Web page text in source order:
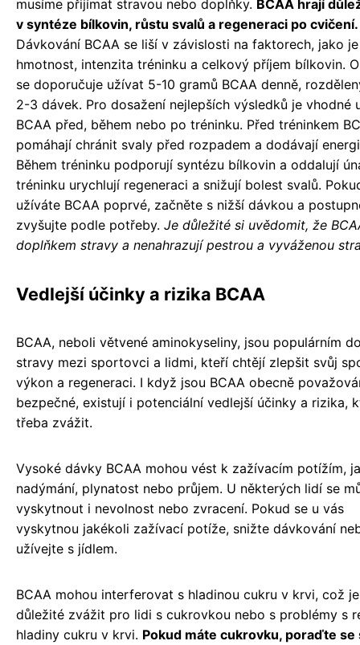
musíme přijímat stravou nebo doplňky. BCAA hrají
v syntéze bílkovin, růstu svalů a regeneraci po cvičení.
Dávkování BCAA se liší v závislosti na faktorech, jako
hmotnost, intenzita tréninku a celkový příjem bílkovin.
se doporučuje užívat 5-10 gramů BCAA denně,
2-3 dávek. Pro dosažení nejlepších výsledků je vhodné
BCAA před, během nebo po tréninku. Před tréninkem
pomáhají chránit svaly před rozpadem a dodávají
Během tréninku podporují syntézu bílkovin a oddalují
tréninku urychlují regeneraci a snižují bolest svalů.
užíváte BCAA poprvé, začněte s nižší dávkou a
zvyšujte podle potřeby. Je důležité si uvědomit, že
doplňkem stravy a nenahrazují pestrou a vyváženou
Vedlejší účinky a rizika BCAA
BCAA, neboli větvené aminokyseliny, jsou populárním
stravy mezi sportovci a lidmi, kteří chtějí zlepšit svůj
výkon a regeneraci. I když jsou BCAA obecně
bezpečné, existují i ​​potenciální vedlejší účinky a rizika,
třeba zvážit.
Vysoké dávky BCAA mohou vést k zažívacím potížím,
nadýmání, plynatost nebo průjem. U některých lidí se
vyskytnout i nevolnost nebo zvracení. Pokud se u vás
vyskytnou jakékoli zažívací potíže, snižte dávkování
užívejte s jídlem.
BCAA mohou interferovat s hladinou cukru v krvi, což je
důležité zvážit pro lidi s cukrovkou nebo s problémy s
hladiny cukru v krvi. Pokud máte cukrovku, poraďte se